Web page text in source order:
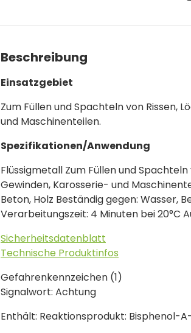
Beschreibung
Einsatzgebiet
Zum Füllen und Spachteln von Rissen,
und Maschinenteilen.
Spezifikationen/Anwendung
Flüssigmetall Zum Füllen und
Gewinden, Karosserie- und
Beton, Holz Beständig gegen: Wasser,
Verarbeitungszeit: 4 Minuten bei 20°C
Sicherheitsdatenblatt
Technische Produktinfos
Gefahrenkennzeichen (1)
Signalwort: Achtung
Enthält: Reaktionsprodukt: Bisphenol-